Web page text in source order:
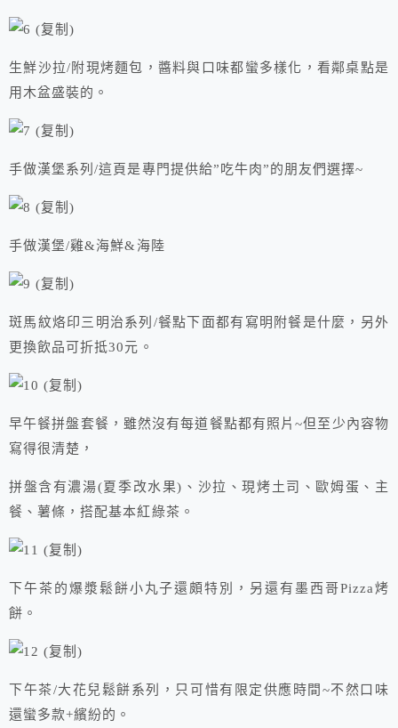
生鮮沙拉/附現烤麵包，醬料與口味都蠻多樣化，看鄰桌點是
用木盆盛裝的。
手做漢堡系列/這頁是專門提供給”吃牛肉”的朋友們選擇~
手做漢堡/雞&海鮮&海陸
斑馬紋烙印三明治系列/餐點下面都有寫明附餐是什麼，另外
更換飲品可折抵30元。
早午餐拼盤套餐，雖然沒有每道餐點都有照片~但至少內容物
寫得很清楚，
拼盤含有濃湯(夏季改水果)、沙拉、現烤土司、歐姆蛋、主
餐、薯條，搭配基本紅綠茶。
下午茶的爆漿鬆餅小丸子還頗特別，另還有墨西哥Pizza烤
餅。
下午茶/大花兒鬆餅系列，只可惜有限定供應時間~不然口味
還蠻多款+繽紛的。